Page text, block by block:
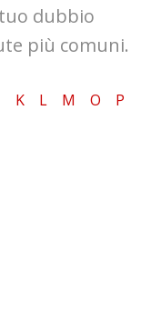
dubbio
più comuni.
K L M O
P